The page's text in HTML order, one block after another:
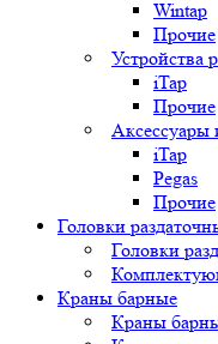
Wintap
Прочие
Устройства
iTap
Прочие
iTap
Pegas
Прочие
Головки
Головки
Краны барные
Краны